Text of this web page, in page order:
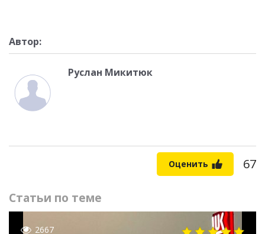
Автор:
Руслан Микитюк
Оценить 67
Статьи по теме
2667